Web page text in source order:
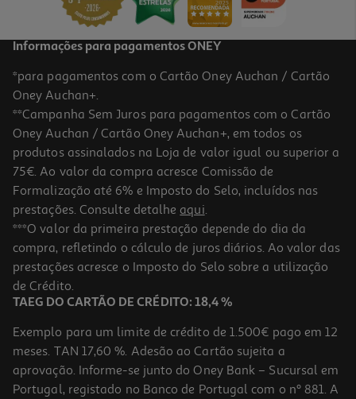
4.1 (34)
Comida Húmida Para Gato Auchan Saquetas Pedaços Em Molho
Mix 24x100g
2.71 €/Kg
6,50 €
Informações para pagamentos ONEY
*para pagamentos com o Cartão Oney Auchan / Cartão
Oney Auchan+.
**Campanha Sem Juros para pagamentos com o Cartão
Oney Auchan / Cartão Oney Auchan+, em todos os
produtos assinalados na Loja de valor igual ou superior a
75€. Ao valor da compra acresce Comissão de
Formalização até 6% e Imposto do Selo, incluídos nas
prestações. Consulte detalhe aqui.
***O valor da primeira prestação depende do dia da
compra, refletindo o cálculo de juros diários. Ao valor das
prestações acresce o Imposto do Selo sobre a utilização
de Crédito.
TAEG DO CARTÃO DE CRÉDITO: 18,4 %
Exemplo para um limite de crédito de 1.500€ pago em 12
meses. TAN 17,60 %. Adesão ao Cartão sujeita a
aprovação. Informe-se junto do Oney Bank – Sucursal em
Portugal, registado no Banco de Portugal com o nº 881. A